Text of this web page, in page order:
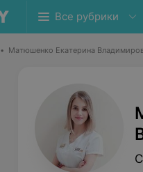
Все рубрики
• Матюшенко Екатерина